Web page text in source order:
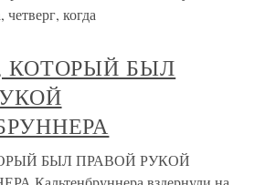
четверг, когда
КОТОРЫЙ БЫЛ
БЫЛ ПРАВОЙ РУКОЙ